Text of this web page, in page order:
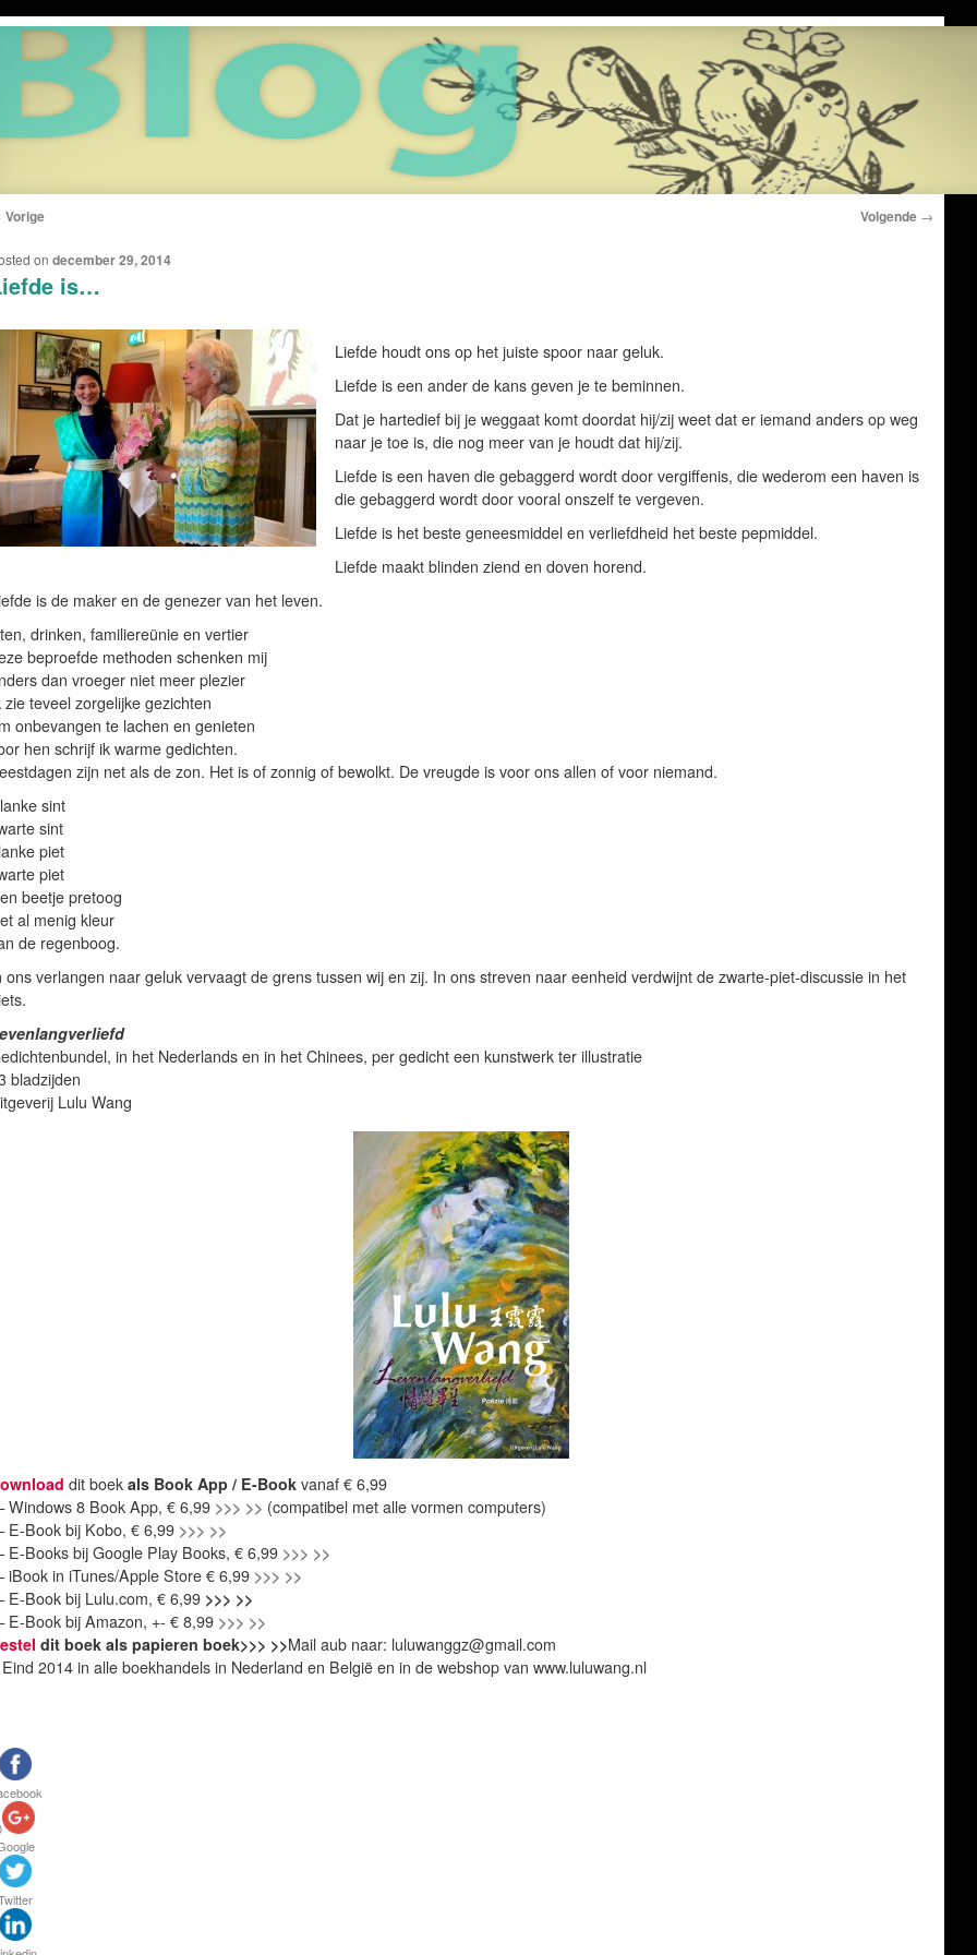
Vorige Volgende →
is…
on december 29, 2014
Liefde houdt ons op het juiste spoor naar geluk.
Liefde is een ander de kans geven je te beminnen.
Dat je hartedief bij je weggaat komt doordat hij/zij weet dat er iemand anders op weg
naar je toe is, die nog meer van je houdt dat hij/zij.
Liefde is een haven die gebaggerd wordt door vergiffenis, die wederom een haven is
die gebaggerd wordt door vooral onszelf te vergeven.
Liefde is het beste geneesmiddel en verliefdheid het beste pepmiddel.
Liefde maakt blinden ziend en doven horend.
is de maker en de genezer van het leven.
drinken, familiereünie en vertier
beproefde methoden schenken mij
dan vroeger niet meer plezier
zie teveel zorgelijke gezichten
onbevangen te lachen en genieten
hen schrijf ik warme gedichten.
zijn net als de zon. Het is of zonnig of bewolkt. De vreugde is voor ons allen of voor niemand.
sint
sint
piet
piet
beetje pretoog
al menig kleur
de regenboog.
ons verlangen naar geluk vervaagt de grens tussen wij en zij. In ons streven naar eenheid verdwijnt de zwarte-piet-discussie in het
in het Nederlands en in het Chinees, per gedicht een kunstwerk ter illustratie
bladzijden
Lulu Wang
dit boek als Book App / E-Bookvanaf € 6,99
8 Book App, € 6,99 >>> >> (compatibel met alle vormen computers)
Book bij Kobo, € 6,99 >>> >>
Books bij Google Play Books, € 6,99 >>> >>
in iTunes/Apple Store € 6,99 >>> >>
Book bij Lulu.com, € 6,99 >>> >>
Book bij Amazon, +- € 8,99 >>> >>
dit boek als papieren boek>>> >>Mail aub naar: luluwanggz@gmail.com
2014 in alle boekhandels in Nederland en België en in de webshop van www.luluwang.nl